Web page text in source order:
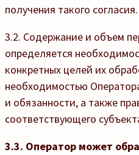
получения такого согласия.
3.2. Содержание и объем
определяется
конкретных целей их
необходимостью
и обязанности, а также
соответствующего
3.3. Оператор может